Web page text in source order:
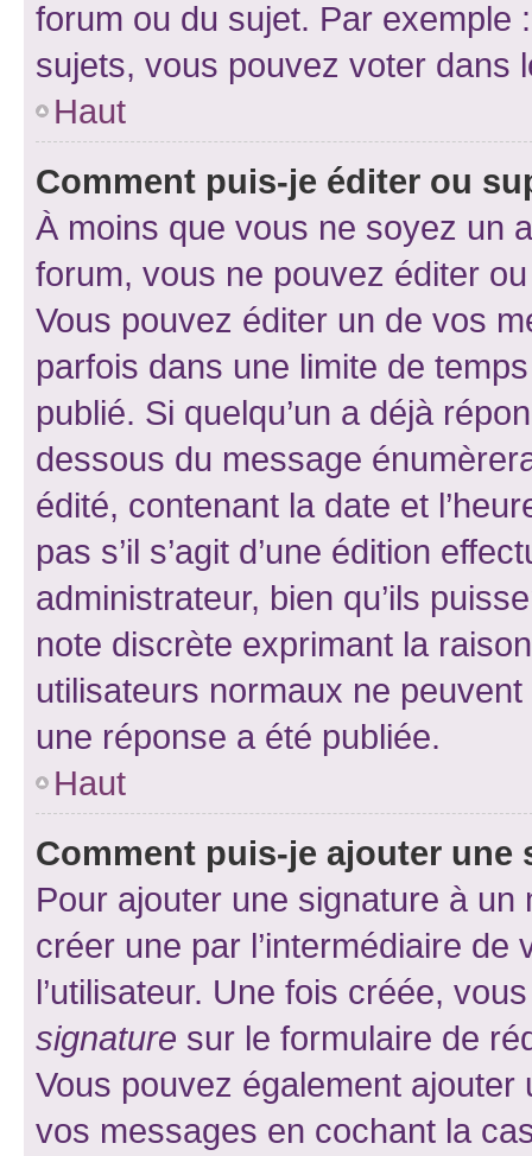
forum ou du sujet. Par exemple
sujets, vous pouvez voter dans
Haut
Comment puis-je éditer ou
À moins que vous ne soyez un
forum, vous ne pouvez éditer
Vous pouvez éditer un de vos
parfois dans une limite de
publié. Si quelqu’un a déjà
dessous du message
édité, contenant la date et
pas s’il s’agit d’une édition
administrateur, bien qu’ils
note discrète exprimant la
utilisateurs normaux ne
une réponse a été publiée.
Haut
Comment puis-je ajouter une
Pour ajouter une signature à un
créer une par l’intermédiaire
l’utilisateur. Une fois créée,
signature sur le formulaire de
Vous pouvez également
vos messages en cochant la